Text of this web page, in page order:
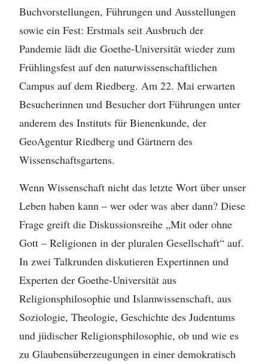
Buchvorstellungen, Führungen und Ausstellungen
sowie ein Fest: Erstmals seit Ausbruch der
Pandemie lädt die Goethe-Universität wieder zum
Frühlingsfest auf den naturwissenschaftlichen
Campus auf dem Riedberg. Am 22. Mai erwarten
Besucherinnen und Besucher dort Führungen unter
anderem des Instituts für Bienenkunde, der
GeoAgentur Riedberg und Gärtnern des
Wissenschaftsgartens.
Wenn Wissenschaft nicht das letzte Wort über unser
Leben haben kann – wer oder was aber dann? Diese
Frage greift die Diskussionsreihe „Mit oder ohne
Gott – Religionen in der pluralen Gesellschaft“ auf.
In zwei Talkrunden diskutieren Expertinnen und
Experten der Goethe-Universität aus
Religionsphilosophie und Islamwissenschaft, aus
Soziologie, Theologie, Geschichte des Judentums
und jüdischer Religionsphilosophie, ob und wie es
zu Glaubensüberzeugungen in einer demokratisch